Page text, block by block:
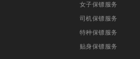
女子保镖服务
司机保镖服务
特种保镖服务
贴身保镖服务